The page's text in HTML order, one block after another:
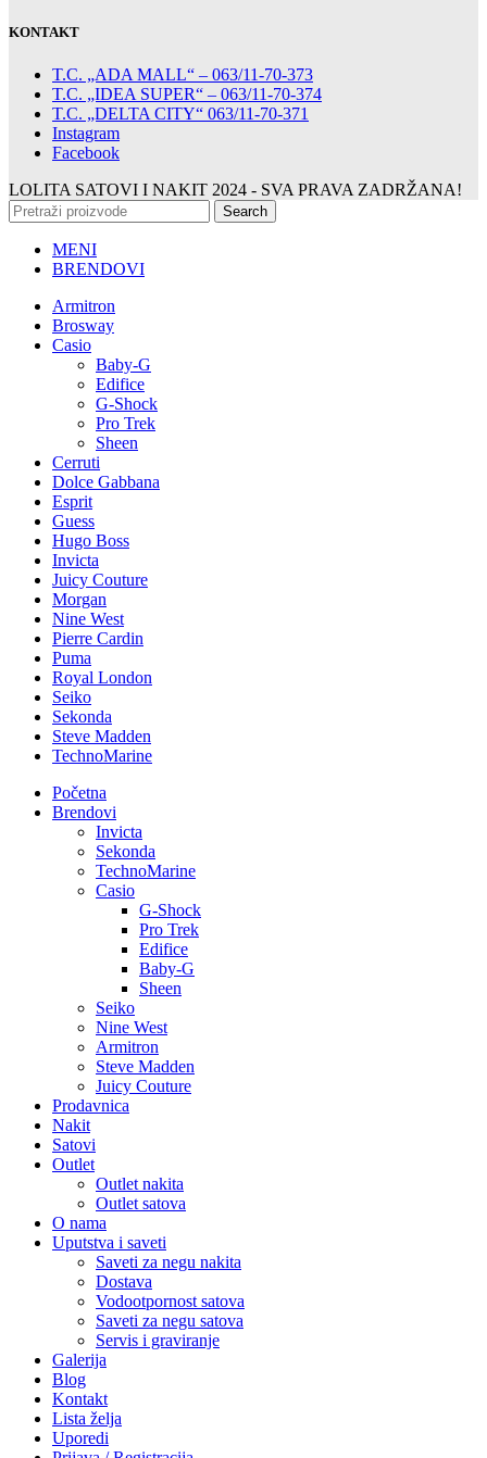
KONTAKT
T.C. „ADA MALL“ – 063/11-70-373
T.C. „IDEA SUPER“ – 063/11-70-374
T.C. „DELTA CITY“ 063/11-70-371
Instagram
Facebook
LOLITA SATOVI I NAKIT 2024 - SVA PRAVA ZADRŽANA!
Search
MENI
BRENDOVI
Armitron
Brosway
Casio
Baby-G
Edifice
G-Shock
Pro Trek
Sheen
Cerruti
Dolce Gabbana
Esprit
Guess
Hugo Boss
Invicta
Juicy Couture
Morgan
Nine West
Pierre Cardin
Puma
Royal London
Seiko
Sekonda
Steve Madden
TechnoMarine
Početna
Brendovi
Invicta
Sekonda
TechnoMarine
Casio
G-Shock
Pro Trek
Edifice
Baby-G
Sheen
Seiko
Nine West
Armitron
Steve Madden
Juicy Couture
Prodavnica
Nakit
Satovi
Outlet
Outlet nakita
Outlet satova
O nama
Uputstva i saveti
Saveti za negu nakita
Dostava
Vodootpornost satova
Saveti za negu satova
Servis i graviranje
Galerija
Blog
Kontakt
Lista želja
Uporedi